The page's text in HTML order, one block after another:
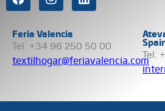
Feria Valencia
Tel. +34 96 250 50 00
textilhogar@feriavalencia.comTel.